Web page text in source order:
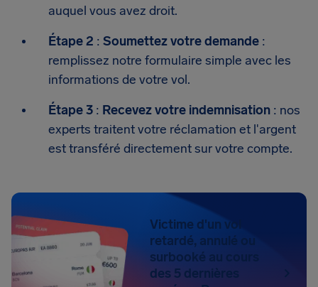
auquel vous avez droit.
Étape 2 : Soumettez votre demande :
remplissez notre formulaire simple avec les
informations de votre vol.
Étape 3 : Recevez votre indemnisation : nos
experts traitent votre réclamation et l'argent
est transféré directement sur votre compte.
Victime d'un vol
retardé, annulé ou
surbooké au cours
des 5 dernières